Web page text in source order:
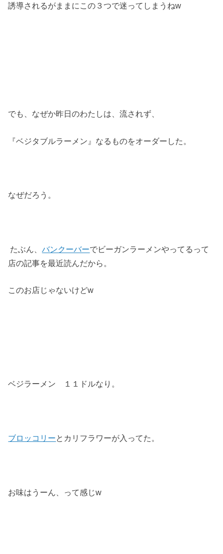
誘導されるがままにこの３つで迷ってしまうねw
でも、なぜか昨日のわたしは、流されず、
『ベジタブルラーメン』なるものをオーダーした。
なぜだろう。
たぶん、バンクーバーでビーガンラーメンやってるって
店の記事を最近読んだから。
このお店じゃないけどw
ベジラーメン １１ドルなり。
ブロッコリーとカリフラワーが入ってた。
お味はうーん、って感じw